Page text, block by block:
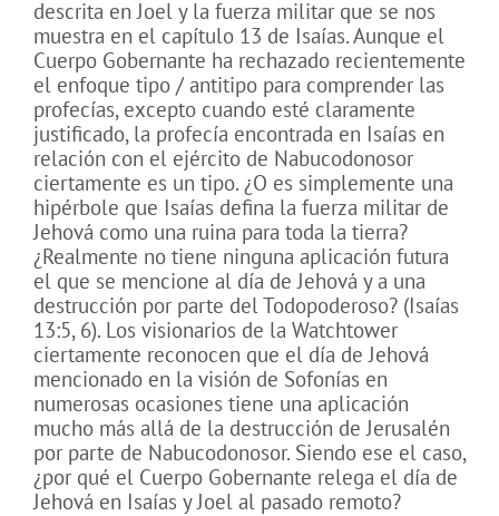
descrita en Joel y la fuerza militar que se nos
muestra en el capítulo 13 de Isaías. Aunque el
Cuerpo Gobernante ha rechazado recientemente
el enfoque tipo / antitipo para comprender las
profecías, excepto cuando esté claramente
justificado, la profecía encontrada en Isaías en
relación con el ejército de Nabucodonosor
ciertamente es un tipo. ¿O es simplemente una
hipérbole que Isaías defina la fuerza militar de
Jehová como una ruina para toda la tierra?
¿Realmente no tiene ninguna aplicación futura
el que se mencione al día de Jehová y a una
destrucción por parte del Todopoderoso? (Isaías
13:5, 6). Los visionarios de la Watchtower
ciertamente reconocen que el día de Jehová
mencionado en la visión de Sofonías en
numerosas ocasiones tiene una aplicación
mucho más allá de la destrucción de Jerusalén
por parte de Nabucodonosor. Siendo ese el caso,
¿por qué el Cuerpo Gobernante relega el día de
Jehová en Isaías y Joel al pasado remoto?